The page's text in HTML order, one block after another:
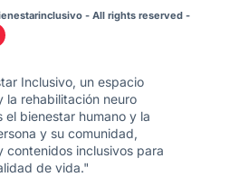
- All rights reserved -
Inclusivo, un espacio
la rehabilitación neuro
el bienestar humano y la
y su comunidad,
contenidos inclusivos para
de vida."